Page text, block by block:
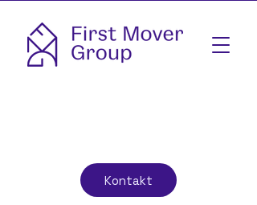
Kontakt